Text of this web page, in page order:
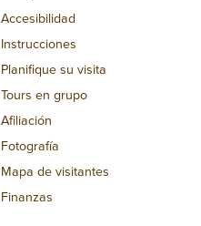
Accesibilidad
Instrucciones
Planifique su visita
Tours en grupo
Afiliación
Fotografía
Mapa de visitantes
Finanzas